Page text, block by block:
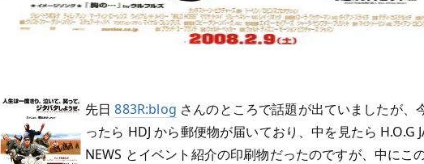
先日883R:blog さんのところで話題が出ていましたが、
ったら HDJ から郵便物が届いており、中を見たら H.O.G
NEWS とイベント紹介の印刷物だったのですが、中にこ